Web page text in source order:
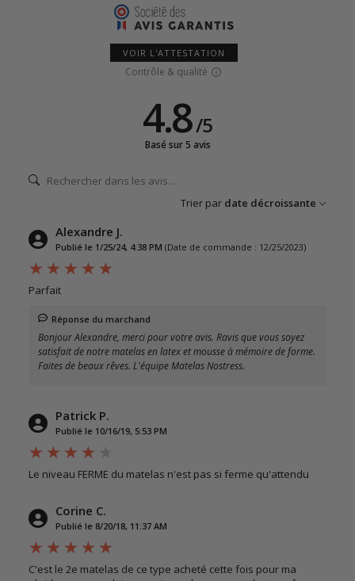
VOIR L'ATTESTATION
Contrôle & qualité
4.8/5
Basé sur 5 avis
Trier par date décroissante
Alexandre J.
Publié le 1/25/24, 4:38 PM (Date de commande : 12/25/2023)
Parfait
Réponse du marchand
Bonjour Alexandre, merci pour votre avis. Ravis que vous soyez
satisfait de notre matelas en latex et mousse à mémoire de forme.
Faites de beaux rêves. L'équipe Matelas Nostress.
Patrick P.
Publié le 10/16/19, 5:53 PM
Le niveau FERME du matelas n'est pas si ferme qu'attendu
Corine C.
Publié le 8/20/18, 11:37 AM
C'est le 2e matelas de ce type acheté cette fois pour ma